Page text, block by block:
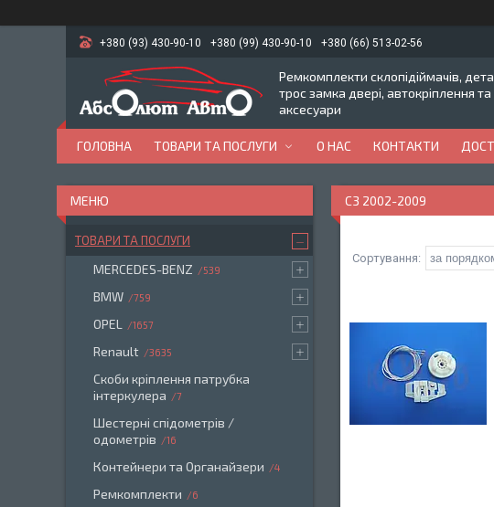
+380 (93) 430-90-10 +380 (99) 430-90-10 +380 (66) 513-02-56
Ремкомплекти склопідіймачів,
трос замка двері, автокріплення та
аксесуари
ГОЛОВНА ТОВАРИ ТА ПОСЛУГИ О НАС КОНТАКТИ
C3 2002-2009
ТОВАРИ ТА ПОСЛУГИ
MERCEDES-BENZ 539
BMW 759
OPEL 1657
Renault 3635
Скоби кріплення патрубка
інтеркулера
7
Шестерні спідометрів /
одометрів
16
Контейнери та Органайзери 4
Ремкомплекти 6